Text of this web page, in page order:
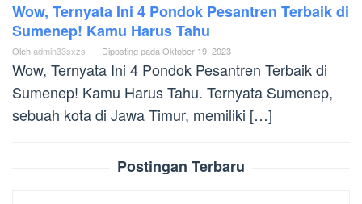
Wow, Ternyata Ini 4 Pondok Pesantren Terbaik di
Sumenep! Kamu Harus Tahu
Olehadmin33sxzs Diposting padaOktober 19, 2023
Wow, Ternyata Ini 4 Pondok Pesantren Terbaik di
Sumenep! Kamu Harus Tahu. Ternyata Sumenep,
sebuah kota di Jawa Timur, memiliki […]
Postingan Terbaru